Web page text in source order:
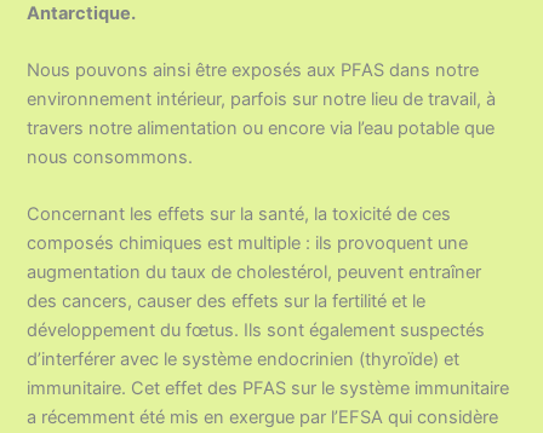
Antarctique.
Nous pouvons ainsi être exposés aux PFAS dans notre
environnement intérieur, parfois sur notre lieu de travail, à
travers notre alimentation ou encore via l’eau potable que
nous consommons.
Concernant les effets sur la santé, la toxicité de ces
composés chimiques est multiple : ils provoquent une
augmentation du taux de cholestérol, peuvent entraîner
des cancers, causer des effets sur la fertilité et le
développement du fœtus. Ils sont également suspectés
d’interférer avec le système endocrinien (thyroïde) et
immunitaire. Cet effet des PFAS sur le système immunitaire
a récemment été mis en exergue par l’EFSA qui considère